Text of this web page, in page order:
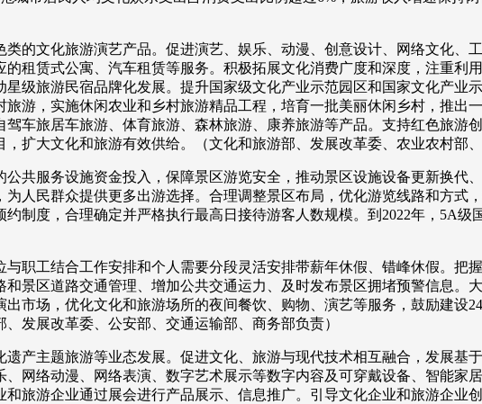
文化旅游演艺产品。促进演艺、娱乐、动漫、创意设计、网络文化、
租赁式公寓、汽车租赁等服务。积极拓展文化消费广度和深度，注重利
级旅游民宿品牌化发展。提升国家级文化产业示范园区和国家文化产业
游，实施休闲农业和乡村旅游精品工程，培育一批美丽休闲乡村，推出
车旅居车旅游、体育旅游、森林旅游、康养旅游等产品。支持红色旅游
扩大文化和旅游有效供给。（文化和旅游部、发展改革委、农业农村部
服务设施资金投入，保障景区游览安全，推动景区设施设备更新换代
人民群众提供更多出游选择。合理调整景区布局，优化游览线路和方式
制度，合理确定并严格执行最高日接待游客人数规模。到2022年，5A
工结合工作安排和个人需要分段灵活安排带薪年休假、错峰休假。把
景区道路交通管理、增加公共交通运力、及时发布景区拥堵预警信息。
市场，优化文化和旅游场所的夜间餐饮、购物、演艺等服务，鼓励建设
发展改革委、公安部、交通运输部、商务部负责）
主题旅游等业态发展。促进文化、旅游与现代技术相互融合，发展基
网络动漫、网络表演、数字艺术展示等数字内容及可穿戴设备、智能家
旅游企业通过展会进行产品展示、信息推广。引导文化企业和旅游企业